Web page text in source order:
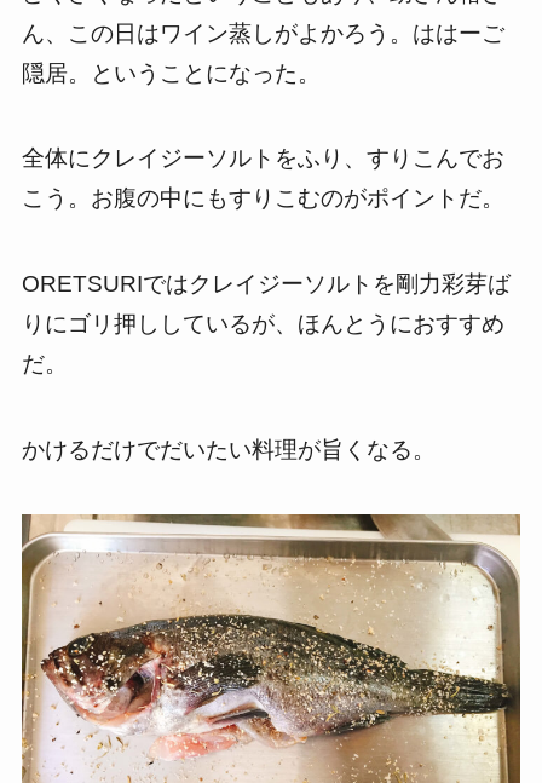
ん、この日はワイン蒸しがよかろう。ははーご
隠居。ということになった。
全体にクレイジーソルトをふり、すりこんでお
こう。お腹の中にもすりこむのがポイントだ。
ORETSURIではクレイジーソルトを剛力彩芽ば
りにゴリ押ししているが、ほんとうにおすすめ
だ。
かけるだけでだいたい料理が旨くなる。